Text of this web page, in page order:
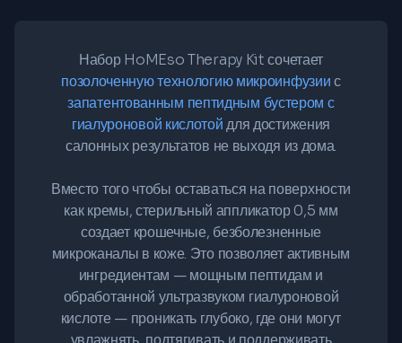
Набор HoMEso Therapy Kit сочетает
позолоченную технологию микроинфузиис
запатентованным пептидным бустером с
гиалуроновой кислотойдля достижения
салонных результатов не выходя из дома.
Вместо того чтобы оставаться на поверхности
как кремы, стерильный аппликатор 0,5 мм
создает крошечные, безболезненные
микроканалы в коже. Это позволяет активным
ингредиентам — мощным пептидам и
обработанной ультразвуком гиалуроновой
кислоте — проникать глубоко, где они могут